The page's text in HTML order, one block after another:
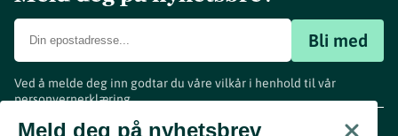
Bli med
Ved å melde deg inn godtar du våre vilkår i henhold til vår
personvernerklæring.
Meld deg på nyhetsbrev
www.visitvestfold.com